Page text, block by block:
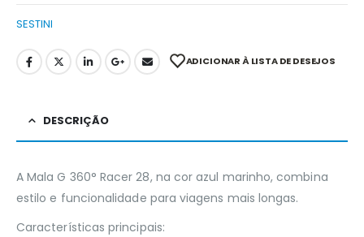
SESTINI
ADICIONAR À LISTA DE DESEJOS
DESCRIÇÃO
A Mala G 360° Racer 28, na cor azul marinho, combina
estilo e funcionalidade para viagens mais longas.
Características principais: